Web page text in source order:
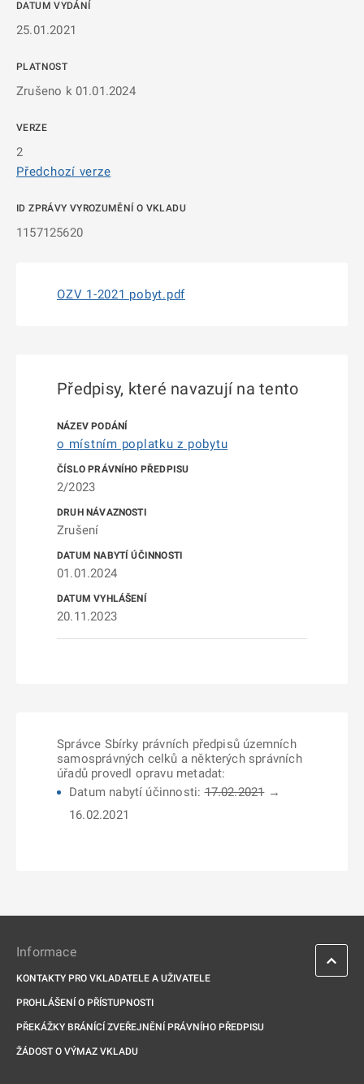
DATUM VYDÁNÍ
25.01.2021
PLATNOST
Zrušeno k 01.01.2024
VERZE
2
Předchozí verze
ID ZPRÁVY VYROZUMĚNÍ O VKLADU
1157125620
OZV 1-2021 pobyt.pdf
Předpisy, které navazují na tento
o místním poplatku z pobytu
2/2023
Zrušení
01.01.2024
20.11.2023
Správce Sbírky právních předpisů územních
samosprávných celků a některých správních
úřadů provedl opravu metadat:
Datum nabytí účinnosti:17.02.2021→
16.02.2021
Informace
KONTAKTY PRO VKLADATELE A UŽIVATELE
PROHLÁŠENÍ O PŘÍSTUPNOSTI
PŘEKÁŽKY BRÁNÍCÍ ZVEŘEJNĚNÍ PRÁVNÍHO PŘEDPISU
ŽÁDOST O VÝMAZ VKLADU